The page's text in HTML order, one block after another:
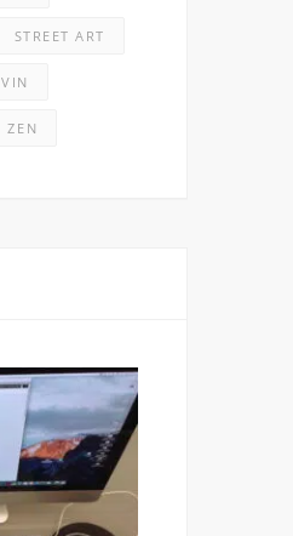
STREET ART
VIN
ZEN